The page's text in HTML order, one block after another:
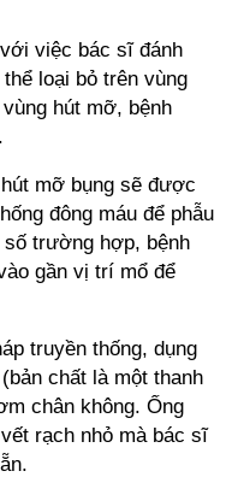
việc bác sĩ đánh
loại bỏ trên vùng
hút mỡ, bệnh
mỡ bụng sẽ được
đông máu để phẫu
trường hợp, bệnh
gần vị trí mổ để
truyền thống, dụng
chất là một thanh
chân không. Ống
rạch nhỏ mà bác sĩ